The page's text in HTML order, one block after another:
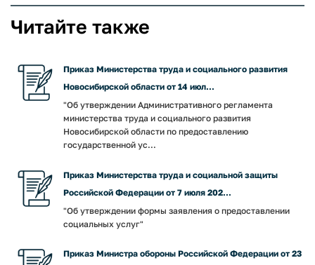
Читайте также
Приказ Министерства труда и социального развития
Новосибирской области от 14 июл...
"Об утверждении Административного регламента
министерства труда и социального развития
Новосибирской области по предоставлению
государственной ус...
Приказ Министерства труда и социальной защиты
Российской Федерации от 7 июля 202...
"Об утверждении формы заявления о предоставлении
социальных услуг"
Приказ Министра обороны Российской Федерации от 23